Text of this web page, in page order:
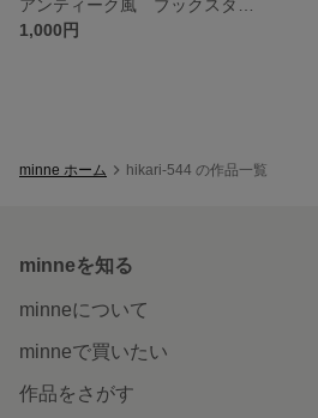
1,000円
minne ホーム hikari-544 の作品一覧
minneを知る
minneについて
minneで買いたい
作品をさがす